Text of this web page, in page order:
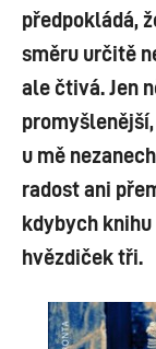
předpokládá,
směru určitě
ale čtivá. Jen
u mě
radost ani
kdybych
hvězdiček tři.